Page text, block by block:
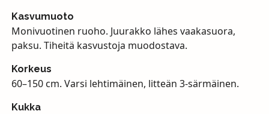
Kasvumuoto
Monivuotinen ruoho. Juurakko lähes vaakasuora,
paksu. Tiheitä kasvustoja muodostava.
Korkeus
60–150 cm. Varsi lehtimäinen, litteän 3-särmäinen.
Kukka